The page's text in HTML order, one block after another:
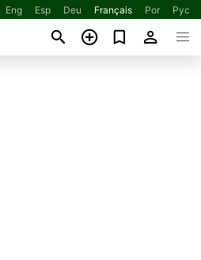
Eng Esp Deu Français Por Рус